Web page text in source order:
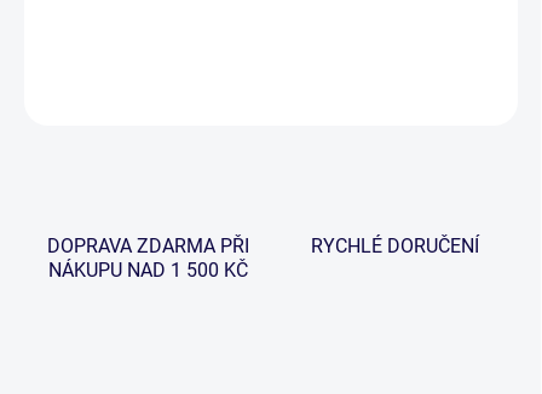
DOPRAVA ZDARMA PŘI
NÁKUPU NAD 1 500 KČ
RYCHLÉ DORUČENÍ